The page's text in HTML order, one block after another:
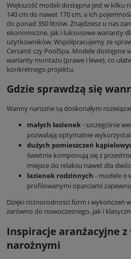
Większość modeli dostępna jest w kilku
140 cm do nawet 170 cm, a ich
do ponad 350 litrów. Znajdziesz u nas
ekonomiczne, jak i luksusowe warianty
użytkowników. Współpracujemy ze
Cersanit czy PoolSpa. Modele dostępne
warianty montażu (prawe i lewe), co
konkretnego projektu.
Gdzie sprawdzą się
Wanny narożne są doskonałym
małych łazienek- szczególnie
pozwalają optymalnie
dużych pomieszczeń
świetnie komponują się z
miejsce do relaksu nawet dla
łazienek rodzinnych - modele o
profilowanymi oparciami
Dzięki różnorodności form i wykończeń
zarówno do nowoczesnego, jak i
Inspiracje aranżacyjne
narożnymi